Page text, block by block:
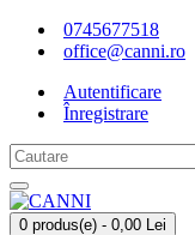
0745677518
office@canni.ro
Autentificare
Înregistrare
0 produs(e) - 0,00 Lei